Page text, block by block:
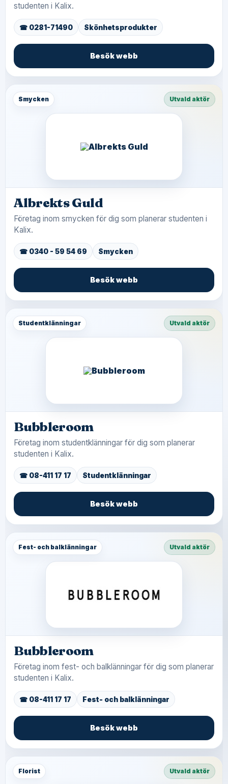
studenten i Kalix.
☎ 0281-71490 Skönhetsprodukter
Besök webb
Smycken Utvald aktör
Albrekts Guld
Företag inom smycken för dig som planerar studenten i
Kalix.
☎ 0340 - 59 54 69 Smycken
Besök webb
Studentklänningar Utvald aktör
Bubbleroom
Företag inom studentklänningar för dig som planerar
studenten i Kalix.
☎ 08-411 17 17 Studentklänningar
Besök webb
Fest- och balklänningar Utvald aktör
Bubbleroom
Företag inom fest- och balklänningar för dig som planerar
studenten i Kalix.
☎ 08-411 17 17 Fest- och balklänningar
Besök webb
Florist Utvald aktör